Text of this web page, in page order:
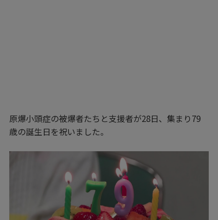
原爆小頭症の被爆者たちと支援者が28日、集まり79
歳の誕生日を祝いました。